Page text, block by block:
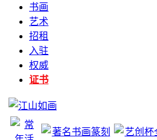
书画
艺术
招租
入驻
权威
证书